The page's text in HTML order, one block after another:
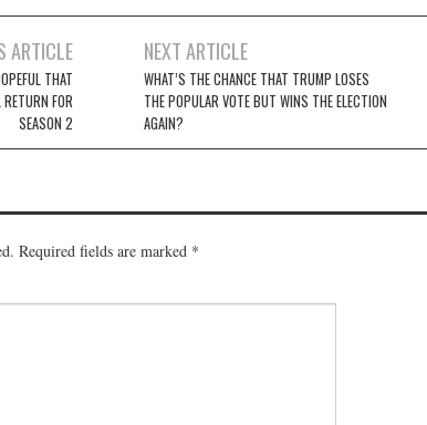
ARTICLE
THAT
FOR
SEASON 2
NEXT ARTICLE
WHAT’S THE CHANCE THAT TRUMP LOSES
THE POPULAR VOTE BUT WINS THE ELECTION
AGAIN?
Required fields are marked *